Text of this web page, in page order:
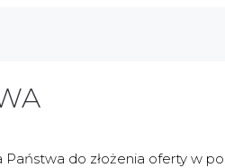
do złożenia oferty w